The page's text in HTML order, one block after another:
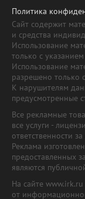
Политика
Сайт содержит
и средства
Использование
только с
Использование
разрешено только
К нарушителям
предусмотренные
Все рекламные
все услуги -
ответственности
Реклама
предоставленных
являются
На сайте
от